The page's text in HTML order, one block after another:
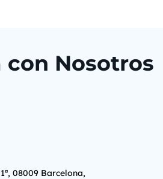
con Nosotros
08009 Barcelona,